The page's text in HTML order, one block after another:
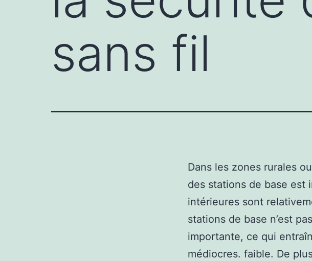
sans fil
Dans les zones rurales
des stations de base est
intérieures sont
stations de base n’est
importante, ce qui
médiocres. faible. De